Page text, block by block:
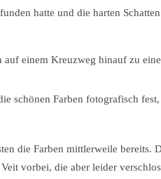
hatte und die harten
einem Kreuzweg hinauf zu
schönen Farben fotografisch
die Farben mittlerweile bereits.
vorbei, die aber leider